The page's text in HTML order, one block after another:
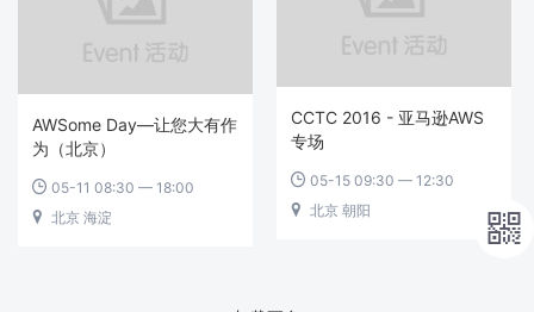
CCTC 2016 - 亚马逊AWS
专场
 05-15 09:30 — 12:30
 北京 朝阳
AWSome Day—让您大有作
为（北京）
 05-11 08:30 — 18:00
 北京 海淀 